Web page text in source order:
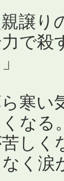
親譲
で殺
寒い
なる
しく
なく涙